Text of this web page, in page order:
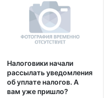
Налоговики начали
рассылать уведомления
об уплате налогов. А
вам уже пришло?